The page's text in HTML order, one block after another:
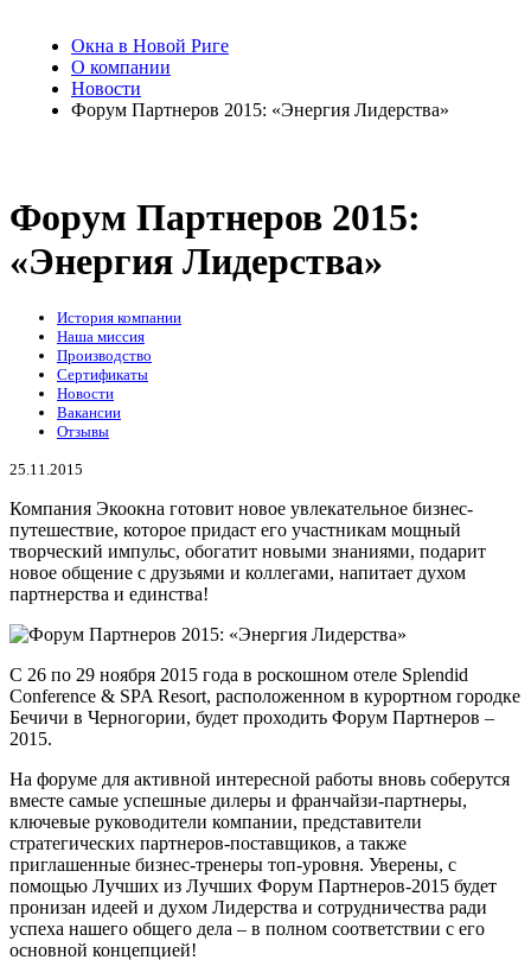
Окна в Новой Риге
О компании
Новости
Форум Партнеров 2015: «Энергия Лидерства»
Форум Партнеров 2015:
«Энергия Лидерства»
История компании
Наша миссия
Производство
Сертификаты
Новости
Вакансии
Отзывы
25.11.2015
Компания Экоокна готовит новое увлекательное бизнес-
путешествие, которое придаст его участникам мощный
творческий импульс, обогатит новыми знаниями, подарит
новое общение с друзьями и коллегами, напитает духом
партнерства и единства!
С 26 по 29 ноября 2015 года в роскошном отеле Splendid
Conference & SPA Resort, расположенном в курортном городке
Бечичи в Черногории, будет проходить Форум Партнеров –
2015.
На форуме для активной интересной работы вновь соберутся
вместе самые успешные дилеры и франчайзи-партнеры,
ключевые руководители компании, представители
стратегических партнеров-поставщиков, а также
приглашенные бизнес-тренеры топ-уровня. Уверены, с
помощью Лучших из Лучших Форум Партнеров-2015 будет
пронизан идеей и духом Лидерства и сотрудничества ради
успеха нашего общего дела – в полном соответствии с его
основной концепцией!